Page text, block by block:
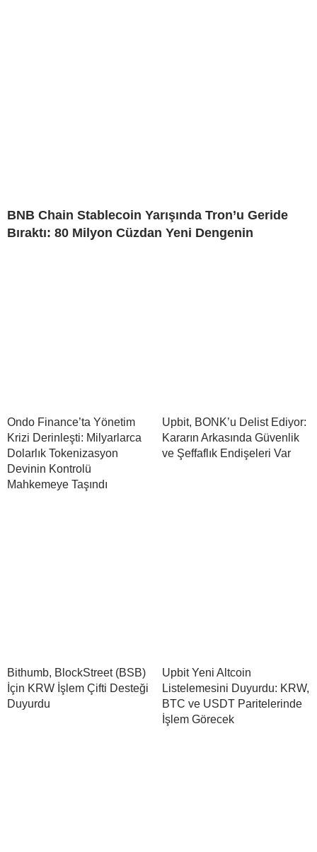
BNB Chain Stablecoin Yarışında Tron’u Geride
Bıraktı: 80 Milyon Cüzdan Yeni Dengenin
Ondo Finance’ta Yönetim
Krizi Derinleşti: Milyarlarca
Dolarlık Tokenizasyon
Devinin Kontrolü
Mahkemeye Taşındı
Upbit, BONK’u Delist Ediyor:
Kararın Arkasında Güvenlik
ve Şeffaflık Endişeleri Var
Bithumb, BlockStreet (BSB)
İçin KRW İşlem Çifti Desteği
Duyurdu
Upbit Yeni Altcoin
Listelemesini Duyurdu: KRW,
BTC ve USDT Paritelerinde
İşlem Görecek